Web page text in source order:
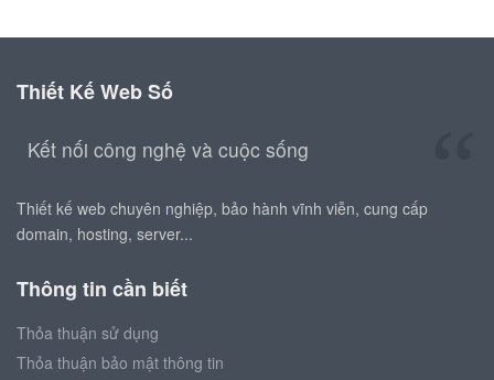
Thiết Kế Web Số
Kết nối công nghệ và cuộc sống
Thiết kế web chuyên nghiệp, bảo hành vĩnh viễn, cung cấp
domain, hosting, server...
Thông tin cần biết
Thỏa thuận sử dụng
Thỏa thuận bảo mật thông tin